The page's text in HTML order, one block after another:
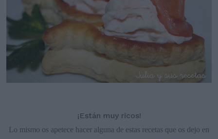
¡Están muy ricos!
Lo mismo os apetece hacer alguna de estas recetas que os dejo en